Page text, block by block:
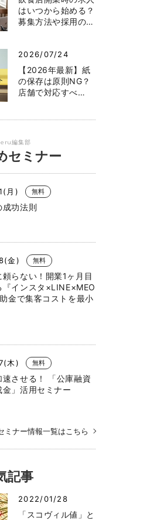
はいつから始める？
募集方法や採用の…
2026/07/24
【2026年最新】紙
の保存は原則NG？
店舗で対応すべ…
編集部
セミナー
月) 無料
成功法則
金) 無料
らない！開業1ヶ月目
『インスタ×LINE×MEO
金で集客コストを最小
木) 無料
速させる！ 「公庫融資
金」活用セミナー
ミナー情報一覧はこちら
記事
2022/01/28
「スコヴィル値」と